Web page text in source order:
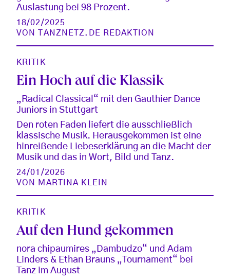
Auslastung bei 98 Prozent.
18/02/2025
VON
TANZNETZ.DE REDAKTION
KRITIK
Ein Hoch auf die Klassik
„Radical Classical“ mit den Gauthier Dance
Juniors in Stuttgart
Den roten Faden liefert die ausschließlich
klassische Musik. Herausgekommen ist eine
hinreißende Liebeserklärung an die Macht der
Musik und das in Wort, Bild und Tanz.
24/01/2026
VON MARTINA KLEIN
KRITIK
Auf den Hund gekommen
nora chipaumires „Dambudzo“ und Adam
Linders & Ethan Brauns „Tournament“ bei
Tanz im August